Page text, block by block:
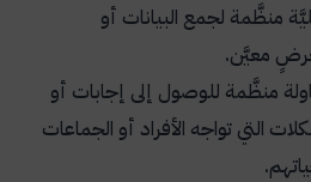
منظَّمة لجمع البيانات أو
معيَّن.
منظَّمة للوصول إلى إجابات أو
التي تواجه الأفراد أو الجماعات